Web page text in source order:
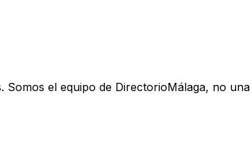
Somos el equipo de DirectorioMálaga, no